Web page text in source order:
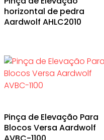
horizontal de pedra
Aardwolf AHLC2010
Pinça de Elevação Para
Blocos Versa Aardwolf